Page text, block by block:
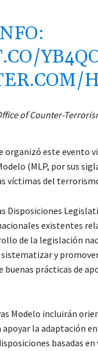
of Counter-
organizó este evento
(MLP, por sus
víctimas del
Disposiciones
existentes
de la legislación
sistematizar y
prácticas de
Modelo incluirán
la adaptación
basadas